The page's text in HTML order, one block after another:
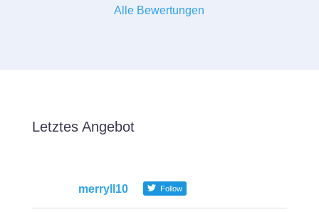
Alle Bewertungen
Letztes Angebot
merryll10 Follow